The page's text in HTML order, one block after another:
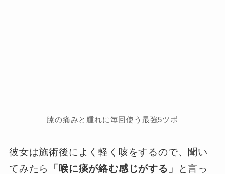
膝の痛みと腫れに毎回使う最強5ツボ
彼女は施術後によく軽く咳をするので、聞い
てみたら
「喉に痰が絡む感じがする」 と言っ